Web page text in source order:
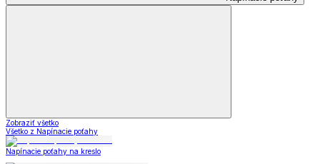
Zobraziť všetko
Všetko z Napínacie poťahy
Napínacie poťahy na kreslo